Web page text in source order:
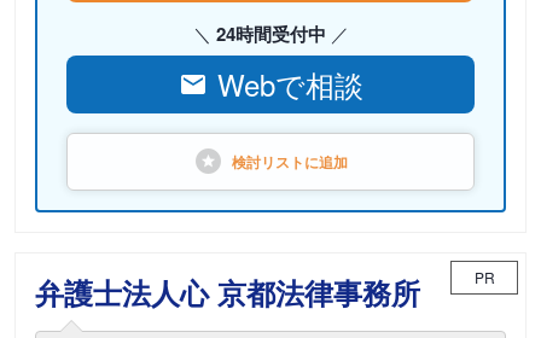
24時間受付中
Webで相談
検討リストに追加
弁護士法人心 京都法律事務所 PR